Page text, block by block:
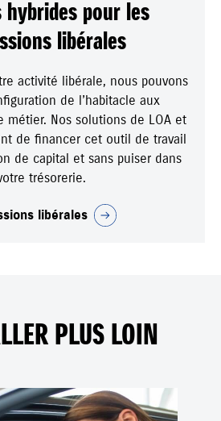
pour les
libérales
activité libérale, nous pouvons
de l’habitacle aux
métier. Nos solutions de LOA et
de financer cet outil de travail
de capital et sans puiser dans
trésorerie.
libérales
PLUS LOIN